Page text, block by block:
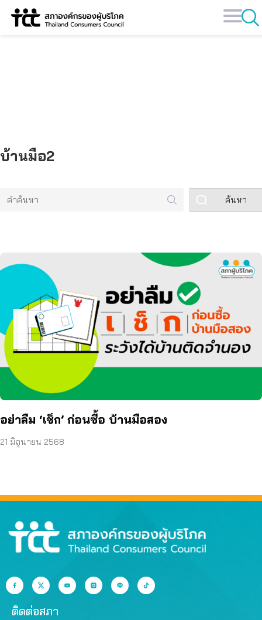
Skip
บ้านมือ2
ค้นหา
อย่าลืม ‘เช็ก’ ก่อนซื้อ บ้านมือสอง
21 มิถุนายน 2568
ติดต่อสภา